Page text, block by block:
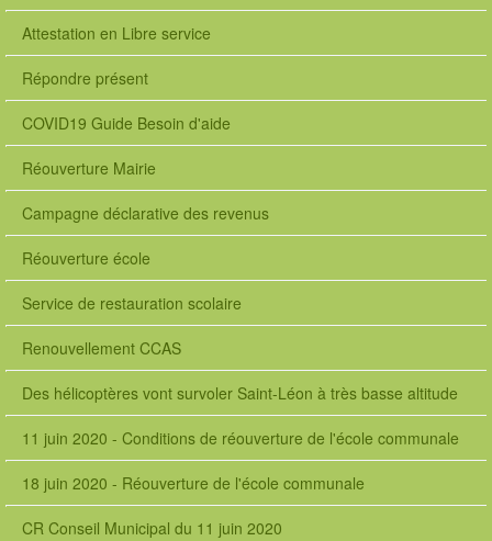
Attestation en Libre service
Répondre présent
COVID19 Guide Besoin d'aide
Réouverture Mairie
Campagne déclarative des revenus
Réouverture école
Service de restauration scolaire
Renouvellement CCAS
Des hélicoptères vont survoler Saint-Léon à très basse altitude
11 juin 2020 - Conditions de réouverture de l'école communale
18 juin 2020 - Réouverture de l'école communale
CR Conseil Municipal du 11 juin 2020